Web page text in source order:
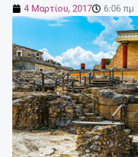
4 Μαρτίου, 2017 6:06 πμ